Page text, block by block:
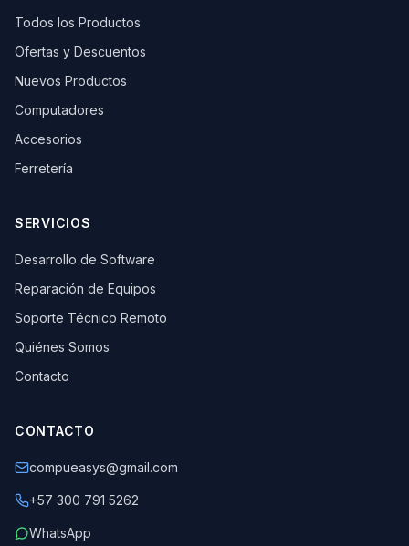
Todos los Productos
Ofertas y Descuentos
Nuevos Productos
Computadores
Accesorios
Ferretería
SERVICIOS
Desarrollo de Software
Reparación de Equipos
Soporte Técnico Remoto
Quiénes Somos
Contacto
CONTACTO
compueasys@gmail.com
+57 300 791 5262
WhatsApp